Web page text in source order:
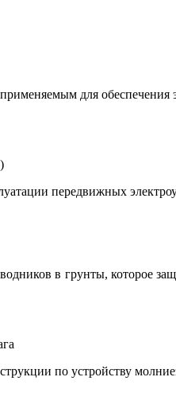
для
передвижных
в грунты, которое
по устройству